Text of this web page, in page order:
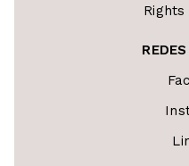
Rights